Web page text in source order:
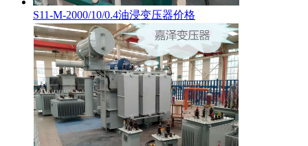
S11-M-2000/10/0.4油浸变压器价格